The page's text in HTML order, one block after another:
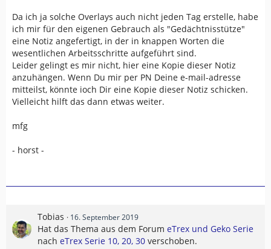
Da ich ja solche Overlays auch nicht jeden Tag erstelle, habe
ich mir für den eigenen Gebrauch als "Gedächtnisstütze"
eine Notiz angefertigt, in der in knappen Worten die
wesentlichen Arbeitsschritte aufgeführt sind.
Leider gelingt es mir nicht, hier eine Kopie dieser Notiz
anzuhängen. Wenn Du mir per PN Deine e-mail-adresse
mitteilst, könnte ioch Dir eine Kopie dieser Notiz schicken.
Vielleicht hilft das dann etwas weiter.
mfg
- horst -
Tobias 16. September 2019
Hat das Thema aus dem Forum eTrex und Geko Serie
nach eTrex Serie 10, 20, 30 verschoben.